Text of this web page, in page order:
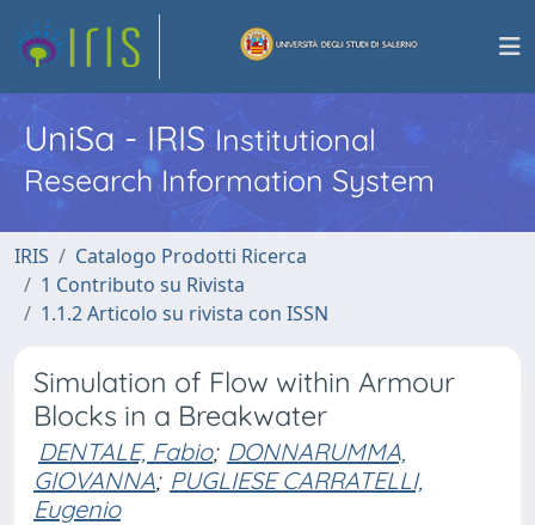
UniSa - IRISInstitutional
Research Information System
IRIS
Catalogo Prodotti Ricerca
1 Contributo su Rivista
1.1.2 Articolo su rivista con ISSN
Simulation of Flow within Armour
Blocks in a Breakwater
DENTALE, Fabio; DONNARUMMA,
GIOVANNA; PUGLIESE CARRATELLI,
Eugenio